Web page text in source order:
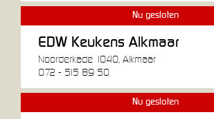
Nu gesloten
EDW Keukens Alkmaar
Noorderkade 1040, Alkmaar
072 - 515 89 50
Nu gesloten